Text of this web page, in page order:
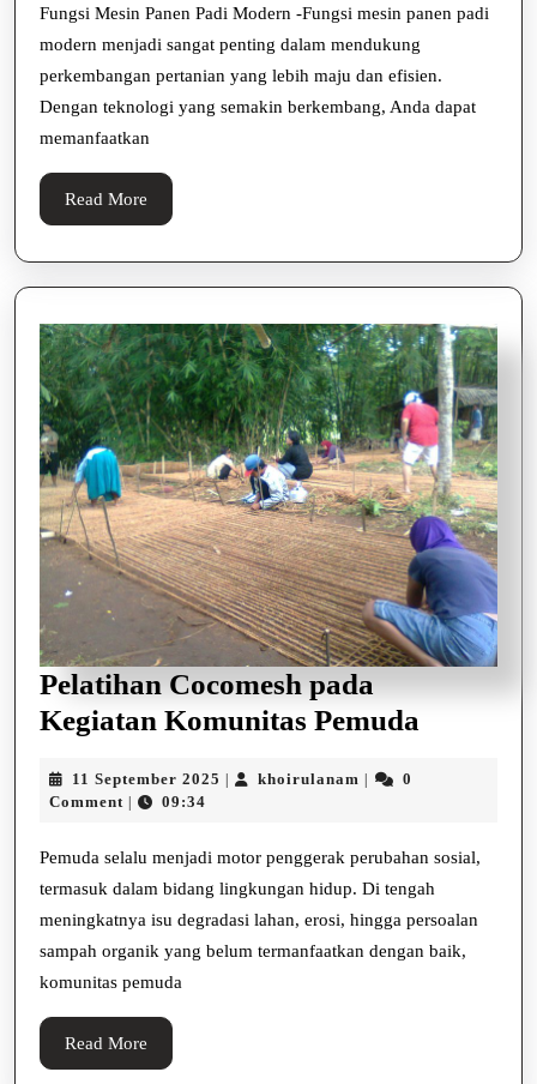
Modern
Solusi
Cerdas
Tingkatkan
Fungsi Mesin Panen Padi Modern -Fungsi mesin panen padi
modern menjadi sangat penting dalam mendukung
perkembangan pertanian yang lebih maju dan efisien.
Dengan teknologi yang semakin berkembang, Anda dapat
memanfaatkan
Read More
More
Pelatihan Cocomesh pada
Kegiatan Komunitas Pemuda
Pemuda
11 September 2025 11
khoirulanam khoirulanam
0
Comment
09:34
Pemuda selalu menjadi motor penggerak perubahan sosial,
termasuk dalam bidang lingkungan hidup. Di tengah
meningkatnya isu degradasi lahan, erosi, hingga persoalan
sampah organik yang belum termanfaatkan dengan baik,
komunitas pemuda
Read More
More